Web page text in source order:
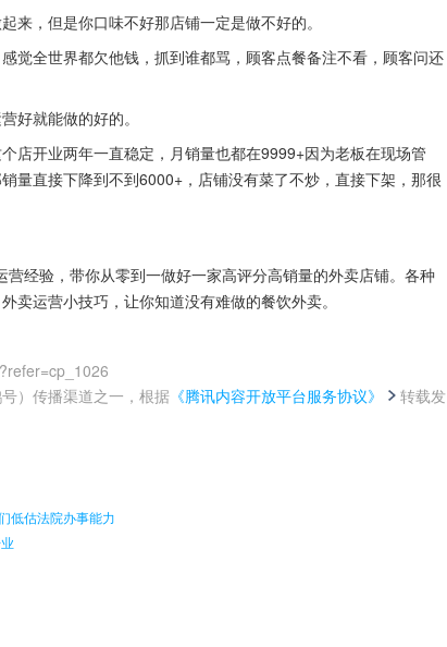
来，但是你口味不好那店铺一定是做不好的。
觉全世界都欠他钱，抓到谁都骂，顾客点餐备注不看，顾客问还
好就能做的好的。
店开业两年一直稳定，月销量也都在9999+因为老板在现场管
量直接下降到不到6000+，店铺没有菜了不炒，直接下架，那很
经验，带你从零到一做好一家高评分高销量的外卖店铺。各种
卖运营小技巧，让你知道没有难做的餐饮外卖。
）传播渠道之一，根据 《腾讯内容开放平台服务协议》
转载发
低估法院办事能力